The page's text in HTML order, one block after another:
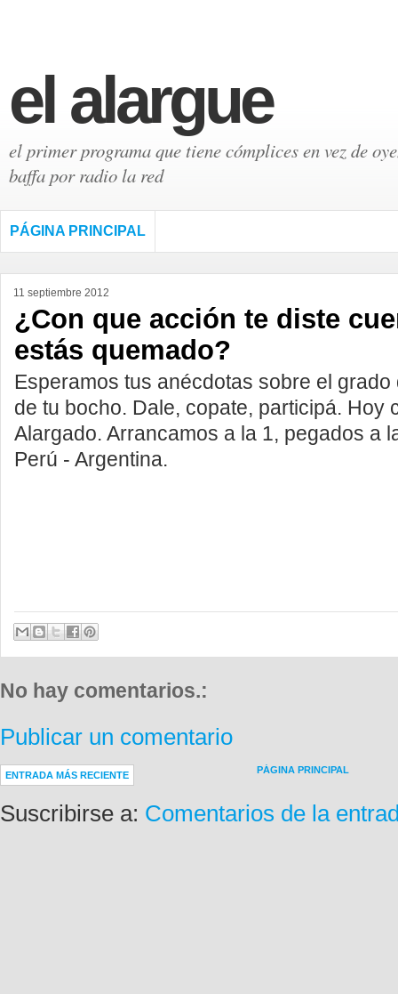
el alargue
el primer programa que tiene cómplices en vez de
baffa por radio la red
PÁGINA PRINCIPAL
11 septiembre 2012
¿Con que acción te diste
estás quemado?
Esperamos tus anécdotas sobre el
de tu bocho. Dale, copate, participá. Hoy
Alargado. Arrancamos a la 1, pegados a
Perú - Argentina.
No hay comentarios.:
Publicar un comentario
ENTRADA MÁS RECIENTE PÁGINA PRINCIPAL
Suscribirse a: Comentarios de la